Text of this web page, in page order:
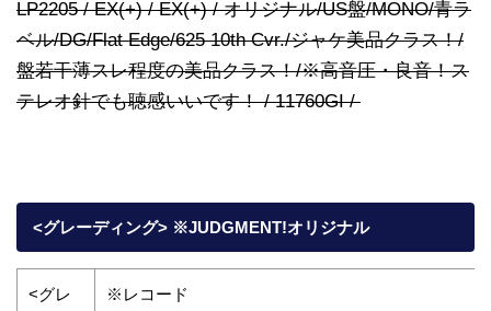
LP2205 / EX(+) / EX(+) / オリジナル/US盤/MONO/青ラ
ベル/DG/Flat Edge/625 10th Cvr./ジャケ美品クラス！/
盤若干薄スレ程度の美品クラス！/※高音圧・良音！ス
テレオ針でも聴感いいです！ / 11760GI /
<グレーディング> ※JUDGMENT!オリジナル
<グレ
※レコード